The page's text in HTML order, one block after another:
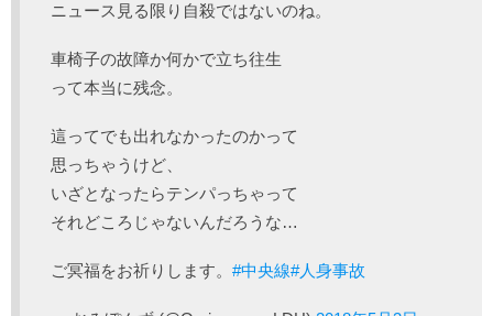
ニュース見る限り自殺ではないのね。
車椅子の故障か何かで立ち往生
って本当に残念。
這ってでも出れなかったのかって
思っちゃうけど、
いざとなったらテンパっちゃって
それどころじゃないんだろうな…
ご冥福をお祈りします。 #中央線#人身事故